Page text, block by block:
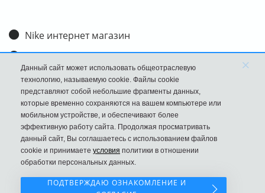
Nike интернет магазин
Доставка и оплата
Обмен и возврат
Размеры
FAQ
Новости
Политика Конфиденциальности
Данный сайт может использовать общеотраслевую
технологию, называемую cookie. Файлы cookie
представляют собой небольшие фрагменты данных,
которые временно сохраняются на вашем компьютере или
мобильном устройстве, и обеспечивают более
эффективную работу сайта. Продолжая просматривать
данный сайт, Вы соглашаетесь с использованием файлов
cookie и принимаете условия политики в отношении
обработки персональных данных.
×
ПОДТВЕРЖДАЮ ОЗНАКОМЛЕНИЕ И